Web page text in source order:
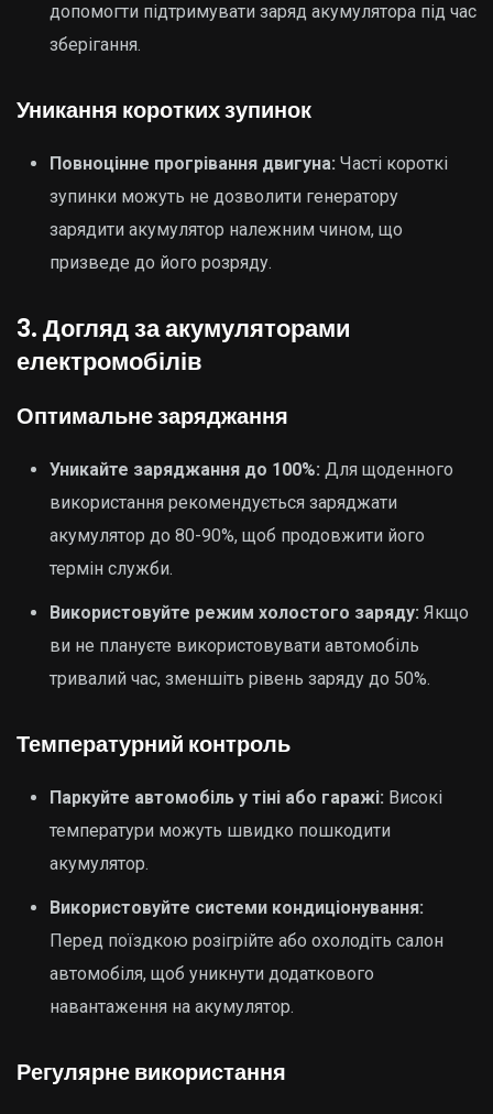
допомогти підтримувати заряд акумулятора під час
зберігання.
Уникання коротких зупинок
Повноцінне прогрівання двигуна: Часті короткі
зупинки можуть не дозволити генератору
зарядити акумулятор належним чином, що
призведе до його розряду.
3. Догляд за акумуляторами
електромобілів
Оптимальне заряджання
Уникайте заряджання до 100%: Для щоденного
використання рекомендується заряджати
акумулятор до 80-90%, щоб продовжити його
термін служби.
Використовуйте режим холостого заряду: Якщо
ви не плануєте використовувати автомобіль
тривалий час, зменшіть рівень заряду до 50%.
Температурний контроль
Паркуйте автомобіль у тіні або гаражі: Високі
температури можуть швидко пошкодити
акумулятор.
Використовуйте системи кондиціонування:
Перед поїздкою розігрійте або охолодіть салон
автомобіля, щоб уникнути додаткового
навантаження на акумулятор.
Регулярне використання